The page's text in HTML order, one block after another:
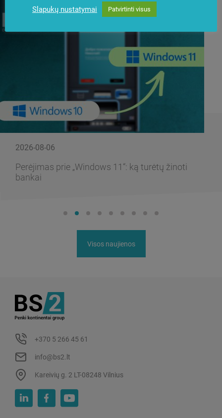
2026-08-06
Perėjimas prie „Windows 11“: ką turėtų žinoti
bankai
Visos naujienos
+370 5 266 45 61
info@bs2.lt
Kareivių g. 2 LT-08248 Vilnius
Slapukų nustatymai Patvirtinti visus